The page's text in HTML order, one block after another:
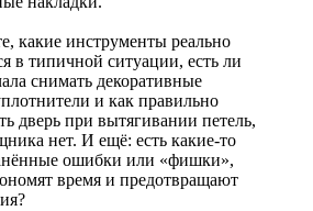
какие инструменты реально
в типичной ситуации, есть ли
снимать декоративные
и как правильно
дверь при вытягивании петель,
нет. И ещё: есть какие-то
ошибки или «фишки»,
время и предотвращают